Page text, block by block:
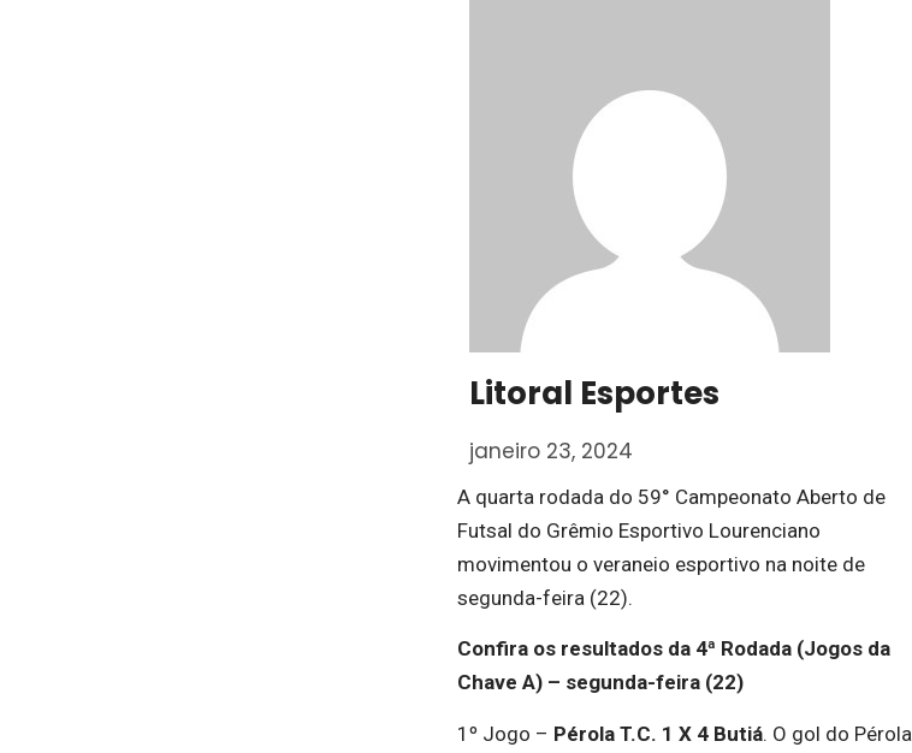
Litoral Esportes
janeiro 23, 2024
A quarta rodada do 59° Campeonato Aberto de
Futsal do Grêmio Esportivo Lourenciano
movimentou o veraneio esportivo na noite de
segunda-feira (22).
Confira os resultados da 4ª Rodada (Jogos da
Chave A) – segunda-feira (22)
1º Jogo – Pérola T.C. 1 X 4 Butiá. O gol do Pérola